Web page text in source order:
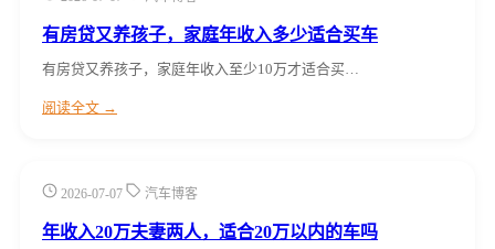
有房贷又养孩子，家庭年收入多少适合买车
有房贷又养孩子，家庭年收入至少10万才适合买…
阅读全文 →
2026-07-07 汽车博客
年收入20万夫妻两人，适合20万以内的车吗